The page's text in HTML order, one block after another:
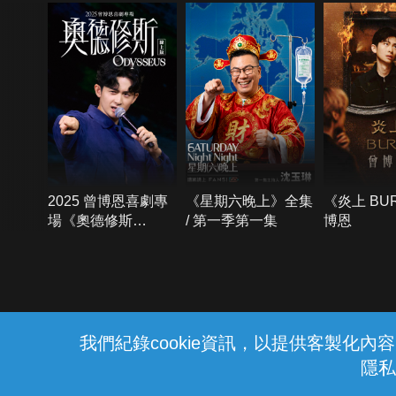
我們紀錄cookie資訊，以提供客製化內
隱
2025 曾博恩喜劇專
場《奧德修斯
《星期六晚上》全集
/ 第一季第一集
《炎上
博恩